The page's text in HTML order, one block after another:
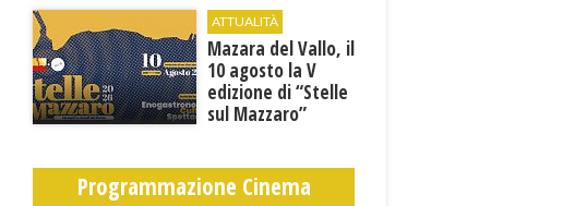
ATTUALITÀ
Mazara del Vallo, il
10 agosto la V
edizione di “Stelle
sul Mazzaro”
Programmazione Cinema